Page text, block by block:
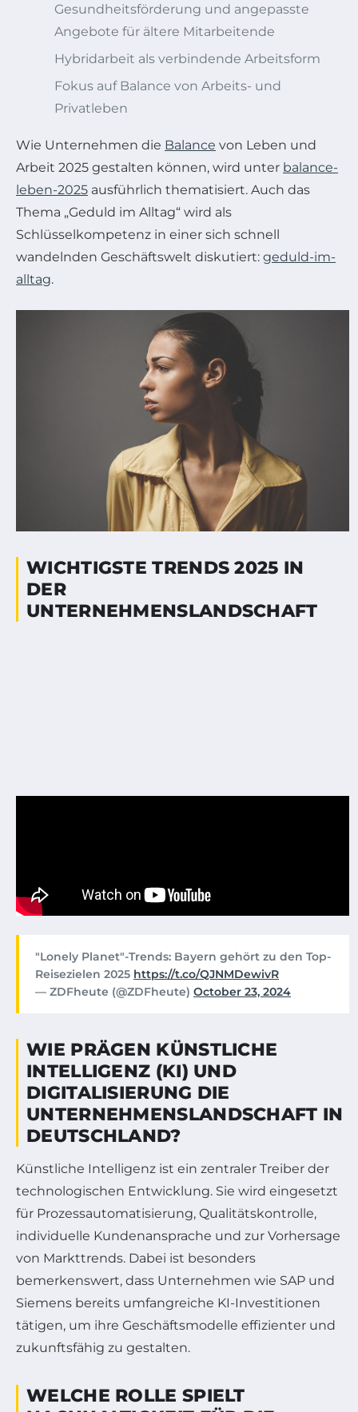
Gesundheitsförderung und angepasste
Angebote für ältere Mitarbeitende
Hybridarbeit als verbindende Arbeitsform
Fokus auf Balance von Arbeits- und
Privatleben
Wie Unternehmen die Balance von Leben und
Arbeit 2025 gestalten können, wird unter balance-
leben-2025 ausführlich thematisiert. Auch das
Thema „Geduld im Alltag“ wird als
Schlüsselkompetenz in einer sich schnell
wandelnden Geschäftswelt diskutiert: geduld-im-
alltag.
WICHTIGSTE TRENDS 2025 IN
DER
UNTERNEHMENSLANDSCHAFT
"Lonely Planet"-Trends: Bayern gehört zu den Top-
Reisezielen 2025 https://t.co/QJNMDewivR
— ZDFheute (@ZDFheute) October 23, 2024
WIE PRÄGEN KÜNSTLICHE
INTELLIGENZ (KI) UND
DIGITALISIERUNG DIE
UNTERNEHMENSLANDSCHAFT IN
DEUTSCHLAND?
Künstliche Intelligenz ist ein zentraler Treiber der
technologischen Entwicklung. Sie wird eingesetzt
für Prozessautomatisierung, Qualitätskontrolle,
individuelle Kundenansprache und zur Vorhersage
von Markttrends. Dabei ist besonders
bemerkenswert, dass Unternehmen wie SAP und
Siemens bereits umfangreiche KI-Investitionen
tätigen, um ihre Geschäftsmodelle effizienter und
zukunftsfähig zu gestalten.
WELCHE ROLLE SPIELT